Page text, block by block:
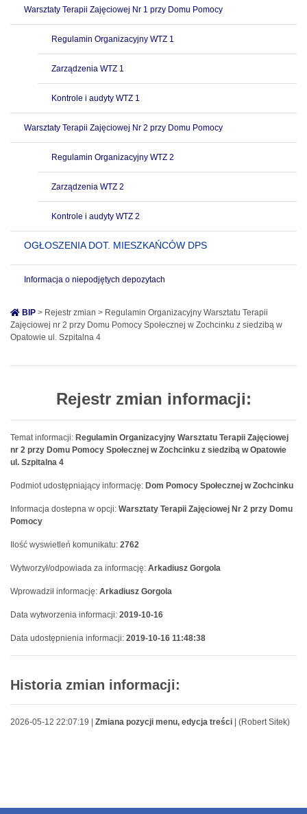
Warsztaty Terapii Zajęciowej Nr 1 przy Domu Pomocy
Regulamin Organizacyjny WTZ 1
Zarządzenia WTZ 1
Kontrole i audyty WTZ 1
Warsztaty Terapii Zajęciowej Nr 2 przy Domu Pomocy
Regulamin Organizacyjny WTZ 2
Zarządzenia WTZ 2
Kontrole i audyty WTZ 2
OGŁOSZENIA DOT. MIESZKAŃCÓW DPS
Informacja o niepodjętych depozytach
BIP > Rejestr zmian > Regulamin Organizacyjny Warsztatu Terapii
Zajęciowej nr 2 przy Domu Pomocy Społecznej w Zochcinku z siedzibą w
Opatowie ul. Szpitalna 4
Rejestr zmian informacji:
Temat informacji: Regulamin Organizacyjny Warsztatu Terapii Zajęciowej
nr 2 przy Domu Pomocy Społecznej w Zochcinku z siedzibą w Opatowie
ul. Szpitalna 4
Podmiot udostępniający informację: Dom Pomocy Społecznej w Zochcinku
Informacja dostepna w opcji: Warsztaty Terapii Zajęciowej Nr 2 przy Domu
Pomocy
Ilość wyswietleń komunikatu: 2762
Wytworzył/odpowiada za informację: Arkadiusz Gorgola
Wprowadził informację: Arkadiusz Gorgola
Data wytworzenia informacji: 2019-10-16
Data udostępnienia informacji: 2019-10-16 11:48:38
Historia zmian informacji:
2026-05-12 22:07:19 | Zmiana pozycji menu, edycja treści | (Robert Sitek)